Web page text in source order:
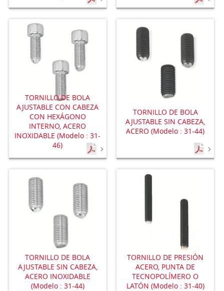
TORNILLO DE BOLA
AJUSTABLE CON CABEZA
CON HEXÁGONO
INTERNO, ACERO
INOXIDABLE (Modelo : 31-
46)
TORNILLO DE BOLA
AJUSTABLE SIN CABEZA,
ACERO (Modelo : 31-44)
TORNILLO DE BOLA
AJUSTABLE SIN CABEZA,
ACERO INOXIDABLE
(Modelo : 31-44)
TORNILLO DE PRESIÓN
ACERO, PUNTA DE
TECNOPOLÍMERO O
LATÓN (Modelo : 31-40)